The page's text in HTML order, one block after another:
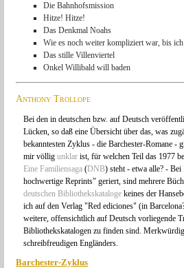
Die Bahnhofsmission
Hitze! Hitze!
Das Denkmal Noahs
Wie es noch weiter kompliziert war, bis
Das stille Villenviertel
Onkel Willibald will baden
Anthony Trollope
Bei den in deutschen bzw. auf Deutsch
Lücken, so daß eine Übersicht über das, was
bekanntesten Zyklus - die Barchester-Romane -
mir völligunklar ist, für welchen Teil das 1977
Eine Familiensaga (DNB) steht - etwa alle? - Bei
hochwertige Reprints" geriert, sind mehrere
deutschen Bibliothekskataloge keines der
ich auf den Verlag "Red ediciones" (in
weitere, offensichtlich auf Deutsch vorliegende
Bibliothekskatalogen zu finden sind.
schreibfreudigen Engländers.
Barchester-Zyklus